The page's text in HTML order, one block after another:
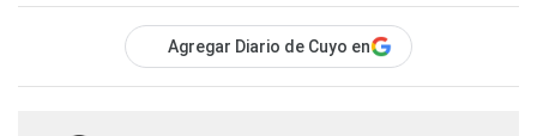
Agregar Diario de Cuyo en